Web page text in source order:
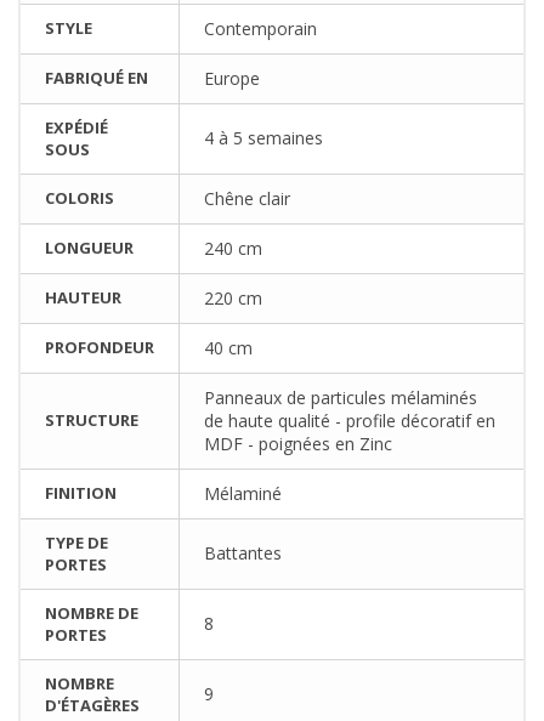
STYLE Contemporain
FABRIQUÉ EN Europe
EXPÉDIÉ
SOUS
4 à 5 semaines
COLORIS Chêne clair
LONGUEUR 240 cm
HAUTEUR 220 cm
PROFONDEUR 40 cm
STRUCTURE
Panneaux de particules mélaminés
de haute qualité - profile décoratif en
MDF - poignées en Zinc
FINITION Mélaminé
TYPE DE
PORTES
Battantes
NOMBRE DE
PORTES
8
NOMBRE
D'ÉTAGÈRES
9